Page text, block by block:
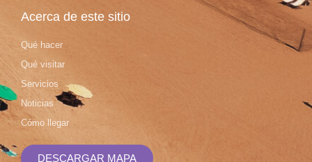
Acerca de este sitio
Qué hacer
Qué visitar
Servicios
Noticias
Cómo llegar
DESCARGAR MAPA